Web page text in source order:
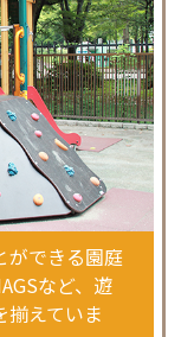
ができる園庭
など、遊
揃えていま